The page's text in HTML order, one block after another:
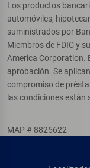
Los productos
automóviles,
suministrados por
Miembros de FDIC y
America Corporation.
aprobación. Se
compromiso de
las condiciones están
MAP # 8825622